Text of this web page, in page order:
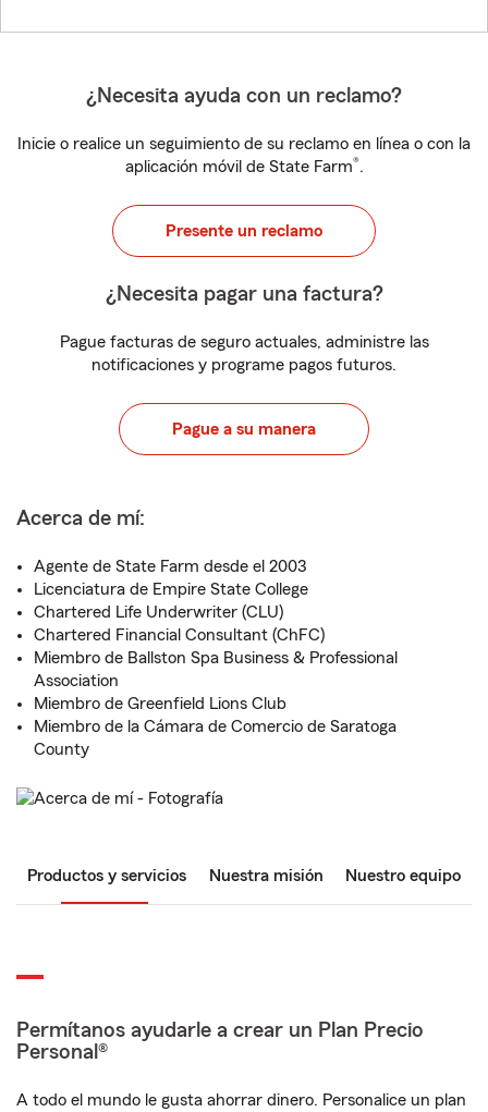
¿Necesita ayuda con un reclamo?
Inicie o realice un seguimiento de su reclamo en línea o con la
aplicación móvil de State Farm®.
Presente un reclamo
¿Necesita pagar una factura?
Pague facturas de seguro actuales, administre las
notificaciones y programe pagos futuros.
Pague a su manera
Acerca de mí:
Agente de State Farm desde el 2003
Licenciatura de Empire State College
Chartered Life Underwriter (CLU)
Chartered Financial Consultant (ChFC)
Miembro de Ballston Spa Business & Professional
Association
Miembro de Greenfield Lions Club
Miembro de la Cámara de Comercio de Saratoga
County
Productos y servicios Nuestra misión Nuestro equipo
Permítanos ayudarle a crear un Plan Precio
Personal®
A todo el mundo le gusta ahorrar dinero. Personalice un plan